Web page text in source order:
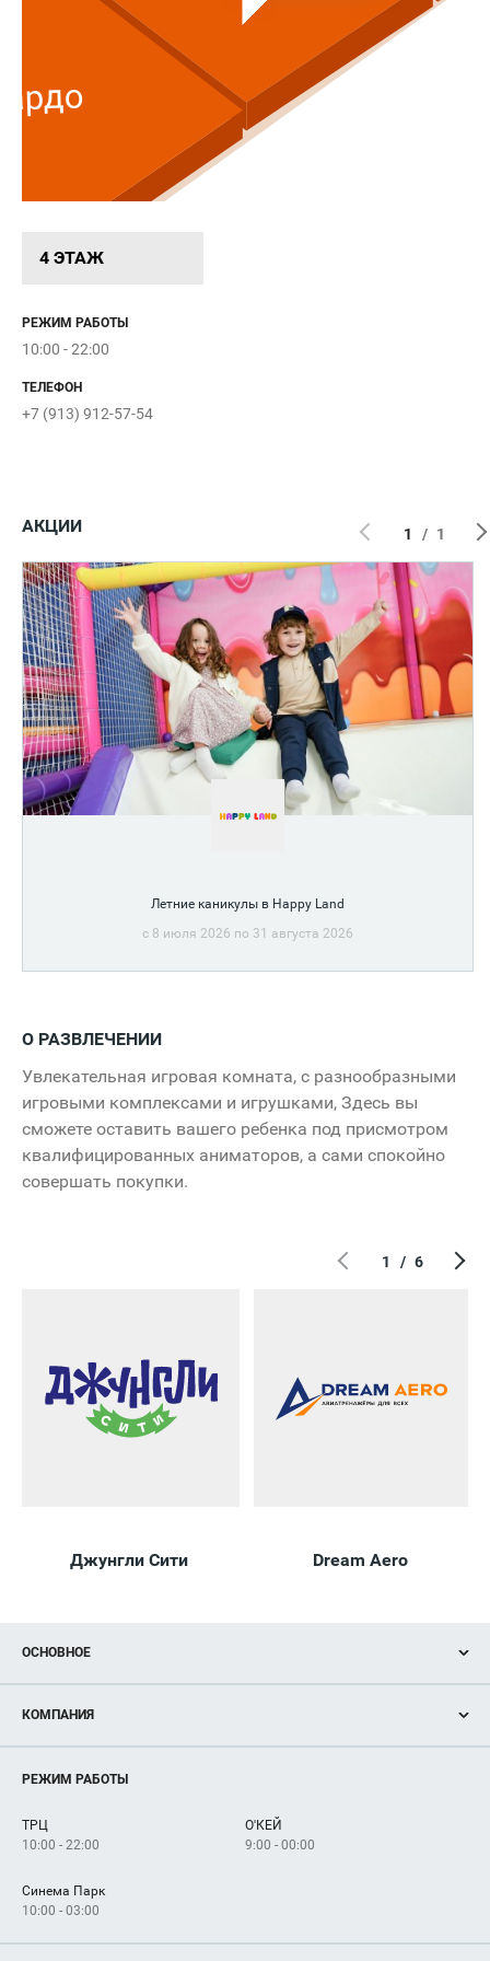
4 ЭТАЖ
РЕЖИМ РАБОТЫ
10:00 - 22:00
ТЕЛЕФОН
+7 (913) 912-57-54
АКЦИИ
Летние каникулы в Happy Land
c 8 июля 2026 по 31 августа 2026
1 / 1
О РАЗВЛЕЧЕНИИ
Увлекательная игровая комната, с разнообразными
игровыми комплексами и игрушками, Здесь вы
сможете оставить вашего ребенка под присмотром
квалифицированных аниматоров, а сами спокойно
совершать покупки.
Джунгли Сити Dream Aero
1 / 6
ОСНОВНОЕ
Новости
Магазины
Услуги
КОМПАНИЯ
Рекламодателям
Как добраться
РЕЖИМ РАБОТЫ
ТРЦ
10:00 - 22:00
О'КЕЙ
9:00 - 00:00
Синема Парк
10:00 - 03:00